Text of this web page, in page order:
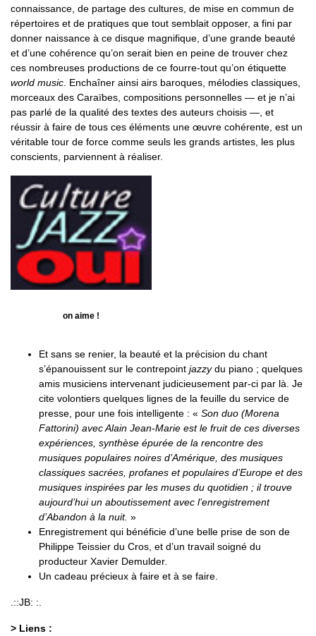
connaissance, de partage des cultures, de mise en commun de
répertoires et de pratiques que tout semblait opposer, a fini par
donner naissance à ce disque magnifique, d’une grande beauté
et d’une cohérence qu’on serait bien en peine de trouver chez
ces nombreuses productions de ce fourre-tout qu’on étiquette
world music . Enchaîner ainsi airs baroques, mélodies classiques,
morceaux des Caraïbes, compositions personnelles — et je n’ai
pas parlé de la qualité des textes des auteurs choisis —, et
réussir à faire de tous ces éléments une œuvre cohérente, est un
véritable tour de force comme seuls les grands artistes, les plus
conscients, parviennent à réaliser.
on aime !
Et sans se renier, la beauté et la précision du chant
s’épanouissent sur le contrepoint jazzydu piano ; quelques
amis musiciens intervenant judicieusement par-ci par là. Je
cite volontiers quelques lignes de la feuille du service de
presse, pour une fois intelligente : « Son duo (Morena
Fattorini) avec Alain Jean-Marie est le fruit de ces diverses
expériences, synthèse épurée de la rencontre des
musiques populaires noires d’Amérique, des musiques
classiques sacrées, profanes et populaires d’Europe et des
musiques inspirées par les muses du quotidien ; il trouve
aujourd’hui un aboutissement avec l’enregistrement
d’Abandon à la nuit. »
Enregistrement qui bénéficie d’une belle prise de son de
Philippe Teissier du Cros, et d’un travail soigné du
producteur Xavier Demulder.
Un cadeau précieux à faire et à se faire.
.::JB: :.
> Liens :